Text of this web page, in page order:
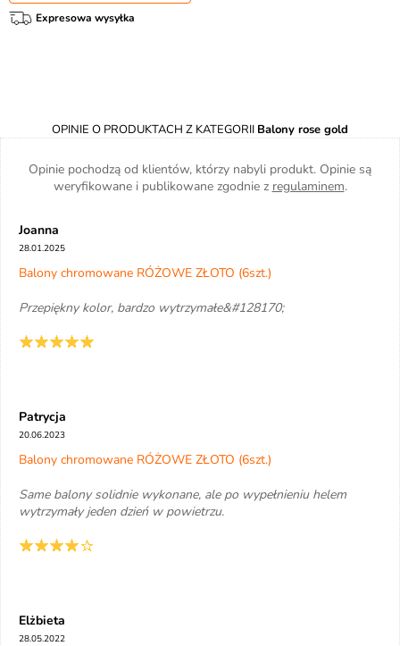
Expresowa wysyłka
OPINIE O PRODUKTACH Z KATEGORII Balony rose gold
Opinie pochodzą od klientów, którzy nabyli produkt. Opinie są
weryfikowane i publikowane zgodnie z regulaminem.
Joanna
28.01.2025
Balony chromowane RÓŻOWE ZŁOTO (6szt.)
Przepiękny kolor, bardzo wytrzymałe&#128170;
Patrycja
20.06.2023
Balony chromowane RÓŻOWE ZŁOTO (6szt.)
Same balony solidnie wykonane, ale po wypełnieniu helem
wytrzymały jeden dzień w powietrzu.
Elżbieta
28.05.2022